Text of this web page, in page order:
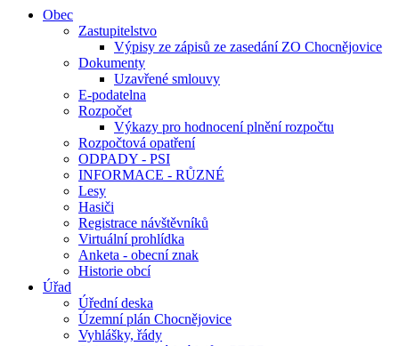
Obec
Zastupitelstvo
Výpisy ze zápisů ze zasedání ZO Chocnějovice
Dokumenty
Uzavřené smlouvy
E-podatelna
Rozpočet
Výkazy pro hodnocení plnění rozpočtu
Rozpočtová opatření
ODPADY - PSI
INFORMACE - RŮZNÉ
Lesy
Hasiči
Registrace návštěvníků
Virtuální prohlídka
Anketa - obecní znak
Historie obcí
Úřad
Úřední deska
Územní plán Chocnějovice
Vyhlášky, řády